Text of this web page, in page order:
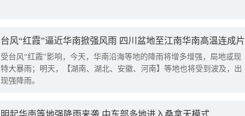
台风“红霞”逼近华南掀强风雨 四川盆地至江南华南高温连成片
受台风“红霞”影响，今天，华南沿海等地的降雨将增多增强，局地或现
特大暴雨；明天，【湖南、湖北、安徽、河南】等地也将受到波及，出
现强降雨。